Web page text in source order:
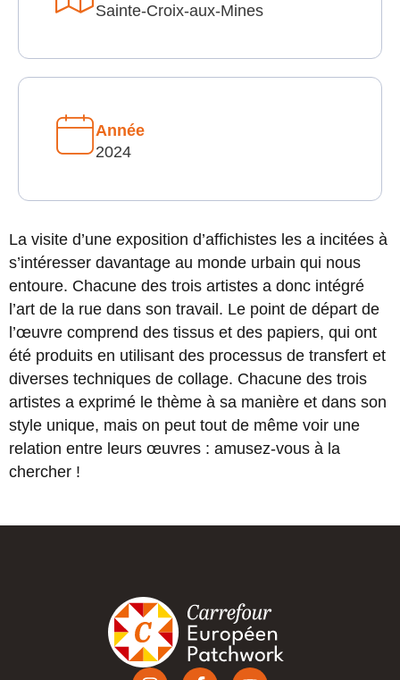
Sainte-Croix-aux-Mines
Année
2024
La visite d’une exposition d’affichistes les a incitées à
s’intéresser davantage au monde urbain qui nous
entoure. Chacune des trois artistes a donc intégré
l’art de la rue dans son travail. Le point de départ de
l’œuvre comprend des tissus et des papiers, qui ont
été produits en utilisant des processus de transfert et
diverses techniques de collage. Chacune des trois
artistes a exprimé le thème à sa manière et dans son
style unique, mais on peut tout de même voir une
relation entre leurs œuvres : amusez-vous à la
chercher !